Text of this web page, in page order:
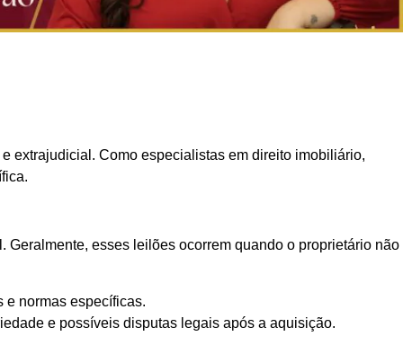
extrajudicial. Como especialistas em direito imobiliário,
esses leilões ocorrem quando o proprietário não
normas específicas.
e possíveis disputas legais após a aquisição.